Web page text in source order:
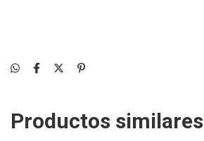
Productos similares